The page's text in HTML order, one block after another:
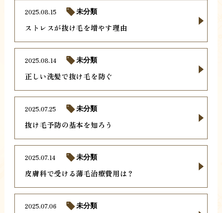
ストレスが抜け毛を増やす理由
2025.08.15 未分類
正しい洗髪で抜け毛を防ぐ
2025.08.14 未分類
抜け毛予防の基本を知ろう
2025.07.25 未分類
皮膚科で受ける薄毛治療費用は？
2025.07.14 未分類
2025.07.06 未分類